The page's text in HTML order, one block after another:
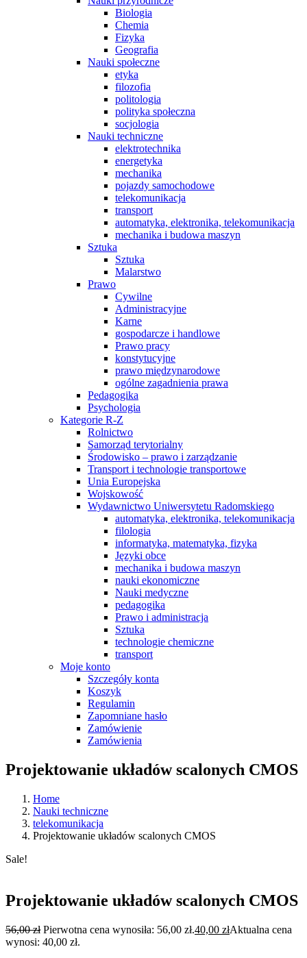
Biologia
Chemia
Fizyka
Geografia
Nauki społeczne
etyka
filozofia
politologia
polityka społeczna
socjologia
Nauki techniczne
elektrotechnika
energetyka
mechanika
pojazdy samochodowe
telekomunikacja
transport
automatyka, elektronika, telekomunikacja
mechanika i budowa maszyn
Sztuka
Sztuka
Malarstwo
Prawo
Cywilne
Administracyjne
Karne
gospodarcze i handlowe
Prawo pracy
konstytucyjne
prawo międzynarodowe
ogólne zagadnienia prawa
Pedagogika
Psychologia
Kategorie R-Z
Rolnictwo
Samorząd terytorialny
Środowisko – prawo i zarządzanie
Transport i technologie transportowe
Unia Europejska
Wojskowość
Wydawnictwo Uniwersytetu Radomskiego
automatyka, elektronika, telekomunikacja
filologia
informatyka, matematyka, fizyka
Języki obce
mechanika i budowa maszyn
nauki ekonomiczne
Nauki medyczne
pedagogika
Prawo i administracja
Sztuka
technologie chemiczne
transport
Moje konto
Szczegóły konta
Koszyk
Regulamin
Zapomniane hasło
Zamówienie
Zamówienia
Projektowanie układów scalonych CMOS
Home
Nauki techniczne
telekomunikacja
Projektowanie układów scalonych CMOS
Sale!
Projektowanie układów scalonych CMOS
56,00zł Pierwotna cena wynosiła: 56,00 zł.40,00 złAktualna cena
wynosi: 40,00 zł.